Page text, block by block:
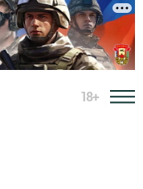
18+